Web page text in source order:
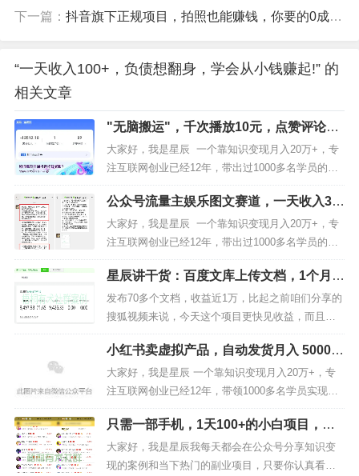
下一篇： 抖音旗下正规项目，拍照也能赚钱，你要的0成本副业项目它来了
“一天收入100+，负债想翻身，学会从小钱赚起!” 的
相关文章
"无脑搬运"，千次播放10元，点赞评论收
藏1元1个，1个月挣了 12000+
大家好，我是星辰 一个靠知识变现月入20万+，专
注互联网创业已经12年，带出过1000多名学员的老
司机，如果你对我还不够了解的，可以看看下面这
篇文章，我会告诉你，我是如何靠知识变现成功翻
身上岸的！老粉都知道，我平时就爱拆解这些能落
地的副业 —— 不搞虚头巴脑的，只聊能真金白银进
账的路子。...
公众号流量主娱乐图文赛道，一天收入33
51 的玩法
大家好，我是星辰 一个靠知识变现月入20万+，专
注互联网创业已经12年，带出过1000多名学员的老
司机，如果你对我还不够了解的，可以看看下面这
篇文章，我会告诉你，我是如何从负债20多万，后
来，靠知识变现成功翻身上岸的！做知识变现3年，
7个月还清200万负债，赚钱的方法很重要！进入今
天的正...
星辰讲干货：百度文库上传文档，1个月2
000-5000管道收益
发布70多个文档，收益近1万，比起之前咱们分享的
搜狐视频来说，今天这个项目更快见收益，而且更
稳定一些，搜狐视频项目可以说大部分账号前期流
量都很差，而且没有发布补贴，即便你发布了1000
个视频，平台也不会给你任何补偿。但是，今天这
个百度文库的项目就不一样了，只要你去做，每个
月还有固定工资（发布数量补贴...
小红书卖虚拟产品，自动发货月入 5000
+，4 步实操拆解（附零成本启动指南）
大家好，我是星辰 一个靠知识变现月入20万+，专
注互联网创业已经12年，带领1000多名学员实现月
入10万+，如果你对我还不够了解的，可以看看下面
这篇文章，我会告诉你，我是如何靠知识变现成功
翻身上岸的！做知识变现3年，7个月还清200万负
债，赚钱的方法很重要！最近后台很多小伙伴问：
只需一部手机，1天100+的小白项目，有
手就能做
大家好，我是星辰我每天都会在公众号分享知识变
现的案例和当下热门的副业项目，只要你认真看